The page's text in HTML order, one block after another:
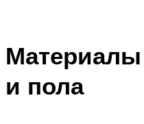
и пола